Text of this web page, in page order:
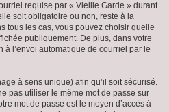
requise par « Vieille Garde » durant
soit obligatoire ou non, reste à la
tous les cas, vous pouvez choisir quelle
publiquement. De plus, dans votre
l’envoi automatique de courriel par le
à sens unique) afin qu’il soit sécurisé.
pas utiliser le même mot de passe sur
mot de passe est le moyen d’accès à